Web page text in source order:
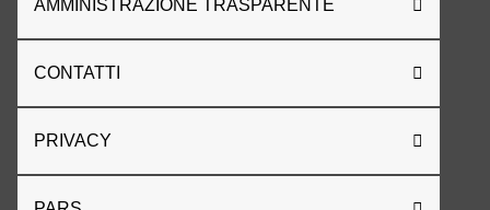
AMMINISTRAZIONE TRASPARENTE
CONTATTI
PRIVACY